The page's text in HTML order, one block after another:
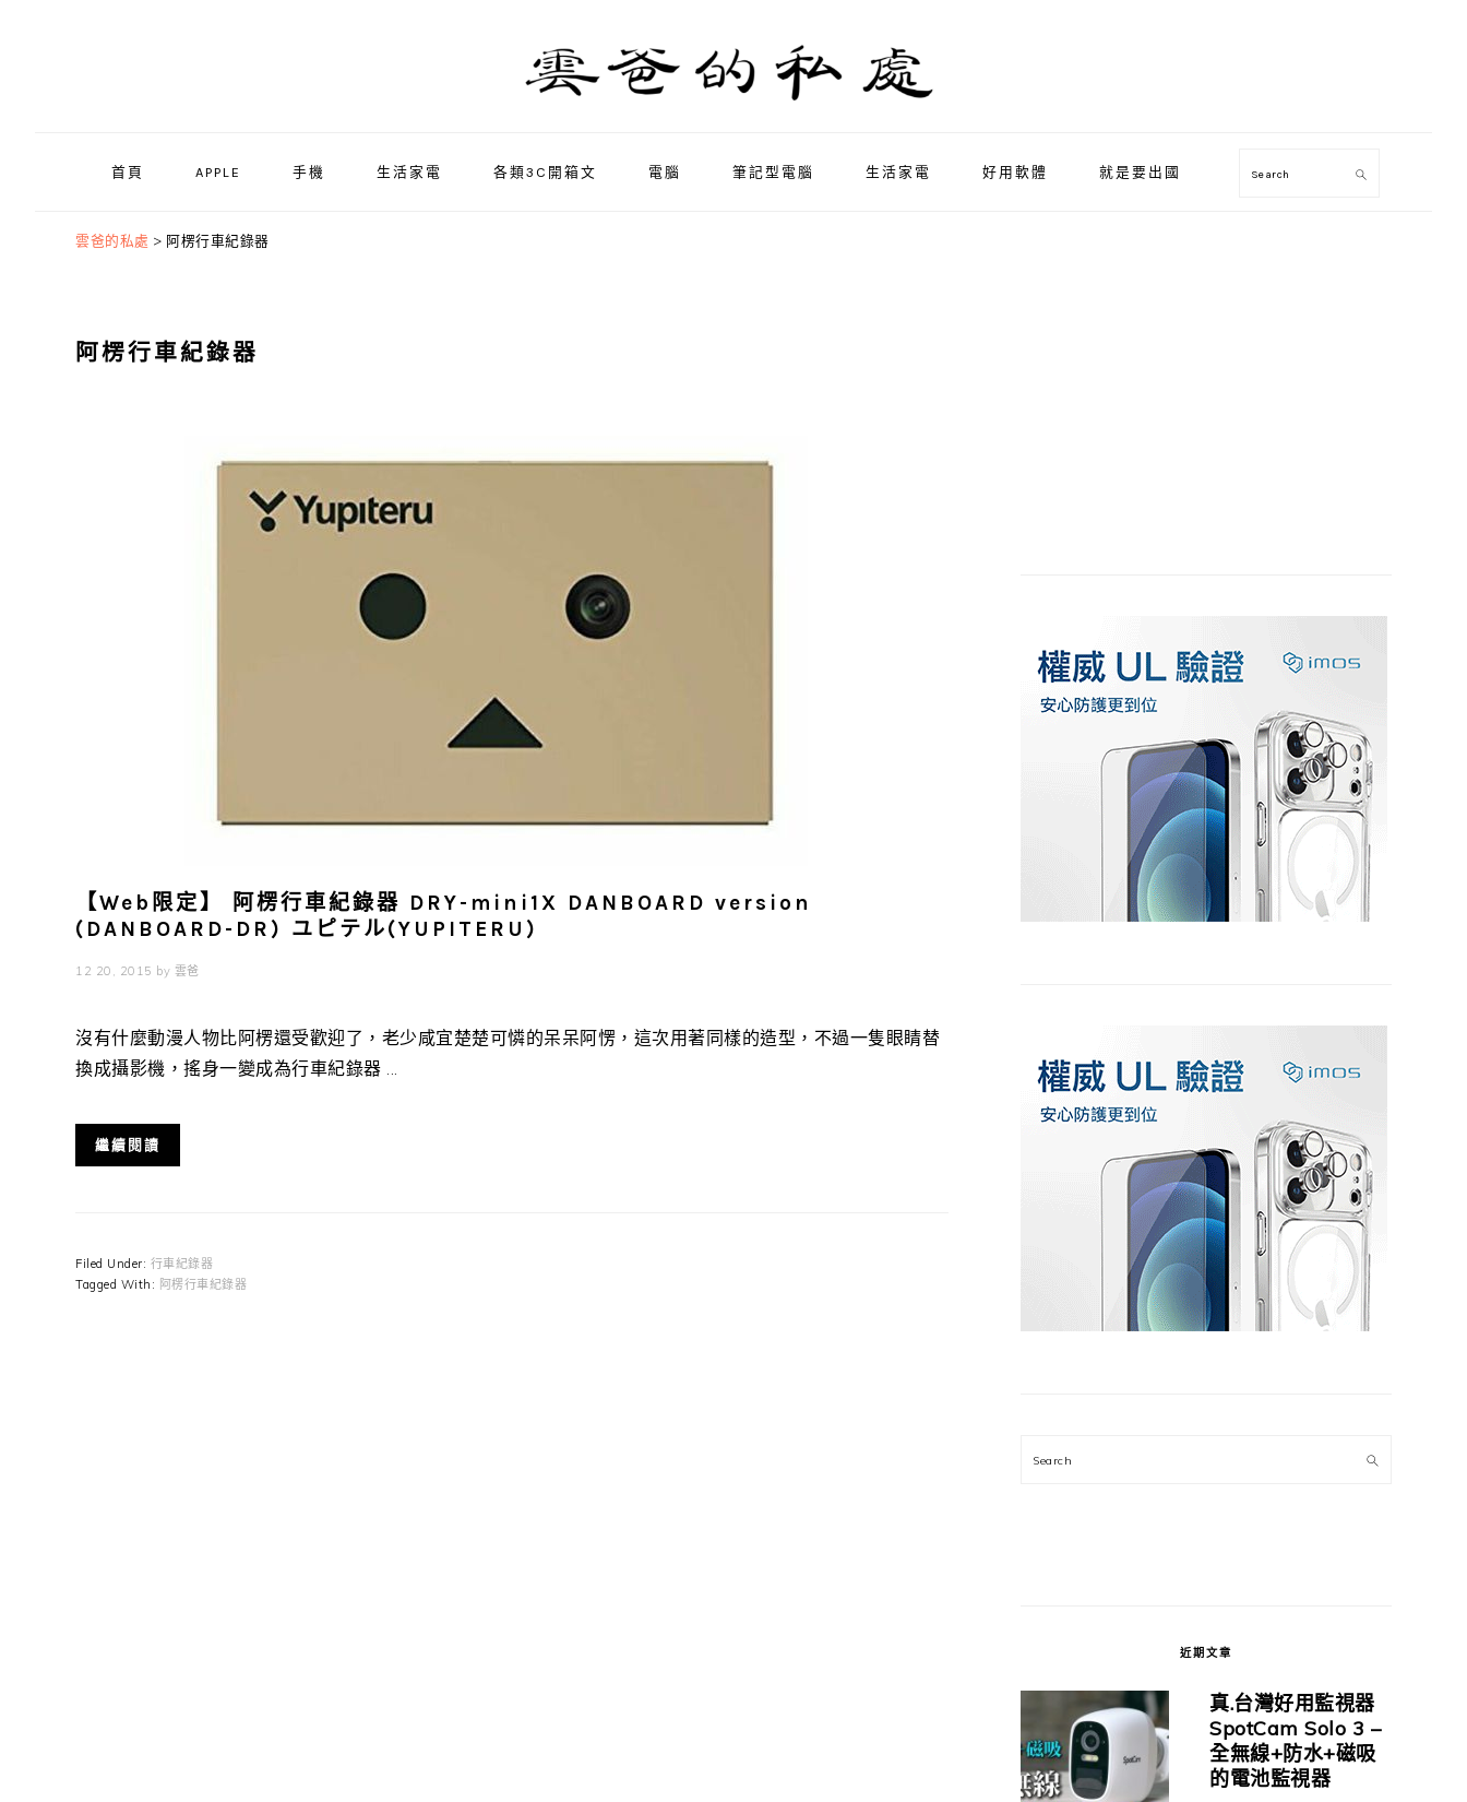
首頁 APPLE 手機 生活家電 各類3C開箱文 電腦 筆記型電腦 生活家電 好用軟體 就是要出國 Search
雲爸的私處 > 阿楞行車紀錄器
阿楞行車紀錄器
【Web限定】 阿楞行車紀錄器 DRY-mini1X DANBOARD version
(DANBOARD-DR) ユピテル(YUPITERU)
12 20, 2015 by 雲爸
沒有什麼動漫人物比阿楞還受歡迎了，老少咸宜楚楚可憐的呆呆阿愣，這次用著同樣的造型，不過一隻眼睛替
換成攝影機，搖身一變成為行車紀錄器 ...
繼續閱讀
Filed Under: 行車紀錄器
Tagged With: 阿楞行車紀錄器
Search
近期文章
真.台灣好用監視器
SpotCam Solo 3 –
全無線+防水+磁吸
的電池監視器